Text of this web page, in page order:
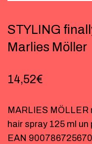
STYLING
Marlies Möller
14,52€
MARLIES
hair spray 125 ml
EAN